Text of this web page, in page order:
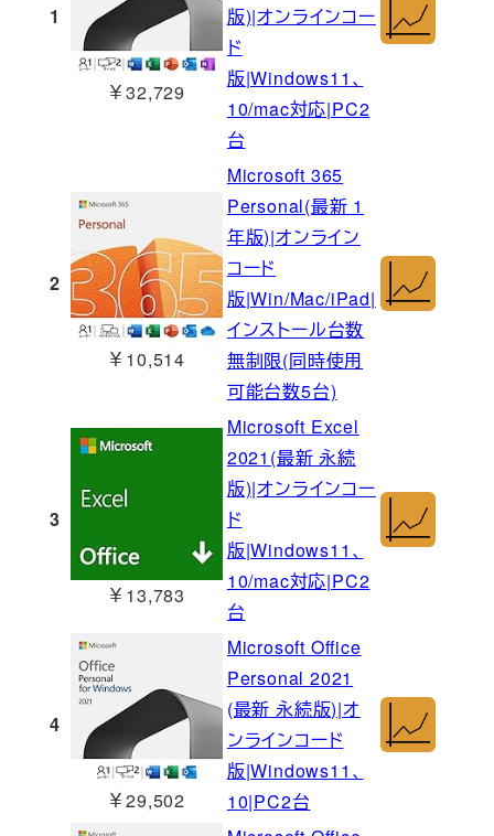
1
￥32,729
版)|オンラインコー
ド
版|Windows11、
10/mac対応|PC2
台
2
￥10,514
Microsoft 365
Personal(最新 1
年版)|オンライン
コード
版|Win/Mac/iPad|
インストール台数
無制限(同時使用
可能台数5台)
3
￥13,783
Microsoft Excel
2021(最新 永続
版)|オンラインコー
ド
版|Windows11、
10/mac対応|PC2
台
4
￥29,502
Microsoft Office
Personal 2021
(最新 永続版)|オ
ンラインコード
版|Windows11、
10|PC2台